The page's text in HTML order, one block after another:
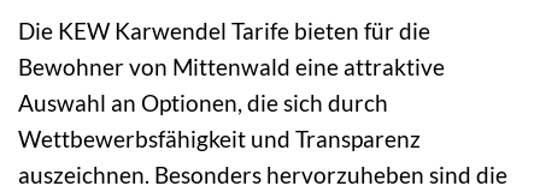
Die KEW Karwendel Tarife bieten für die
Bewohner von Mittenwald eine attraktive
Auswahl an Optionen, die sich durch
Wettbewerbsfähigkeit und Transparenz
auszeichnen. Besonders hervorzuheben sind die